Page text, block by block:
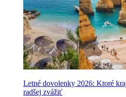
Letné dovolenky 2026: Ktoré
radšej zvážiť